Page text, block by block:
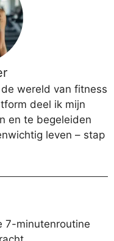
wereld van fitness
deel ik mijn
en te begeleiden
leven – stap
7-minutenroutine